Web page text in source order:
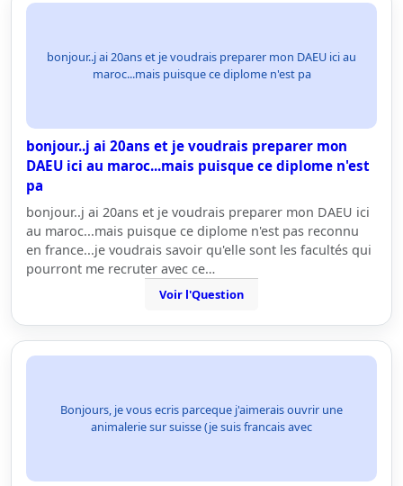
bonjour..j ai 20ans et je voudrais preparer mon DAEU ici au
maroc...mais puisque ce diplome n'est pa
bonjour..j ai 20ans et je voudrais preparer mon
DAEU ici au maroc...mais puisque ce diplome n'est
pa
bonjour..j ai 20ans et je voudrais preparer mon DAEU ici
au maroc...mais puisque ce diplome n'est pas reconnu
en france...je voudrais savoir qu'elle sont les facultés qui
pourront me recruter avec ce…
Voir l'Question
Bonjours, je vous ecris parceque j'aimerais ouvrir une
animalerie sur suisse (je suis francais avec